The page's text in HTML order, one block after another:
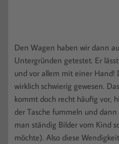
Den Wagen haben wir dann
Untergründen getestet. Er
und vor allem mit einer Hand!
wirklich schwierig gewesen.
kommt doch recht häufig vor,
der Tasche fummeln und
man ständig Bilder vom Kind
möchte). Also diese